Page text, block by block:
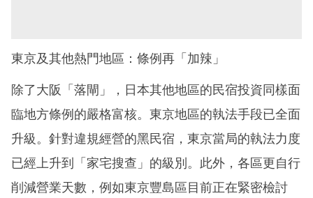
東京及其他熱門地區：條例再「加辣」
除了大阪「落閘」，日本其他地區的民宿投資同樣面
臨地方條例的嚴格富核。東京地區的執法手段已全面
升級。針對違規經營的黑民宿，東京當局的執法力度
已經上升到「家宅搜查」的級別。此外，各區更自行
削減營業天數，例如東京豐島區目前正在緊密檢討